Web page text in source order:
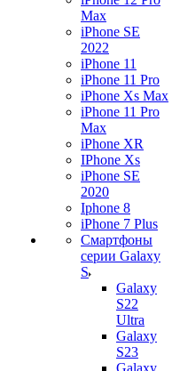
Max
iPhone SE
2022
iPhone 11
iPhone 11 Pro
iPhone Xs Max
iPhone 11 Pro
Max
iPhone XR
IPhone Xs
iPhone SE
2020
Iphone 8
iPhone 7 Plus
Смартфоны
серии Galaxy
S
Galaxy
S22
Ultra
Galaxy
S23
Galaxy